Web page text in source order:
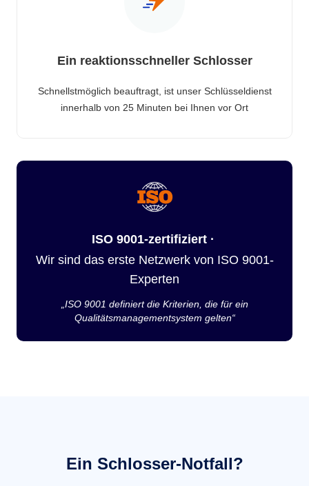
Ein reaktionsschneller Schlosser
Schnellstmöglich beauftragt, ist unser Schlüsseldienst
innerhalb von 25 Minuten bei Ihnen vor Ort
ISO 9001-zertifiziert ·
Wir sind das erste Netzwerk von ISO 9001-
Experten
„ISO 9001 definiert die Kriterien, die für ein
Qualitätsmanagementsystem gelten“
Ein Schlosser-Notfall?